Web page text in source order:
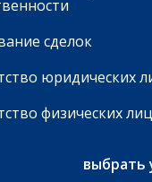
выбрать
сделок
юридических
физических лиц